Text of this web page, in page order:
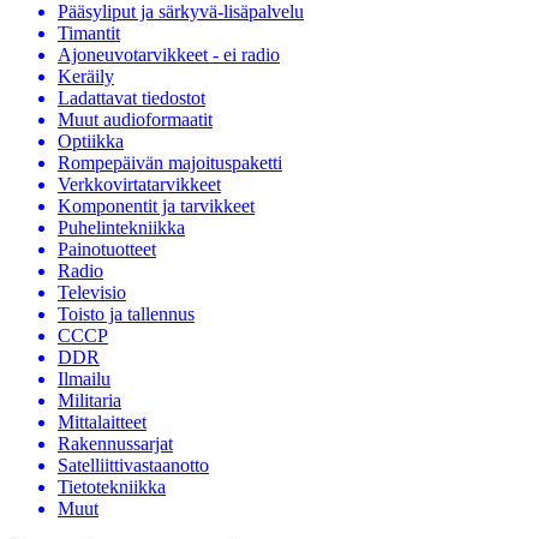
Pääsyliput ja särkyvä-lisäpalvelu
Timantit
Ajoneuvotarvikkeet - ei radio
Keräily
Ladattavat tiedostot
Muut audioformaatit
Optiikka
Rompepäivän majoituspaketti
Verkkovirtatarvikkeet
Komponentit ja tarvikkeet
Puhelintekniikka
Painotuotteet
Radio
Televisio
Toisto ja tallennus
CCCP
DDR
Ilmailu
Militaria
Mittalaitteet
Rakennussarjat
Satelliittivastaanotto
Tietotekniikka
Muut